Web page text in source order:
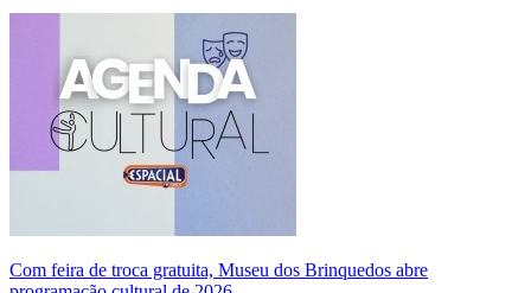
Com feira de troca gratuita, Museu dos Brinquedos abre